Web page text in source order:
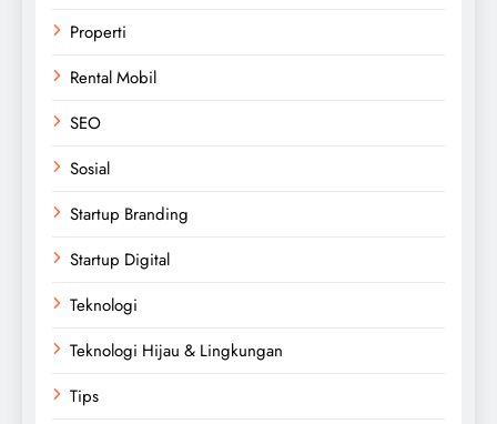
Properti
Rental Mobil
SEO
Sosial
Startup Branding
Startup Digital
Teknologi
Teknologi Hijau & Lingkungan
Tips